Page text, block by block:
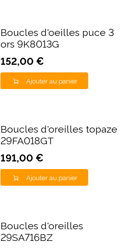
Boucles d'oeilles puce 3
ors 9K8013G
152,00 €
Ajouter au panier
Boucles d'oreilles topaze
29FA018GT
191,00 €
Ajouter au panier
Boucles d'oreilles
29SA716BZ